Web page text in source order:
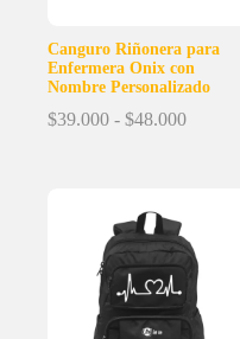
Canguro Riñonera para
Enfermera Onix con
Nombre Personalizado
$39.000 - $48.000Rango
$48.000